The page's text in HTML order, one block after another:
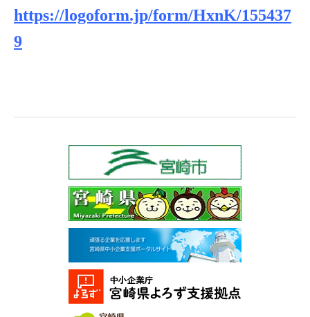
https://logoform.jp/form/HxnK/155437
9